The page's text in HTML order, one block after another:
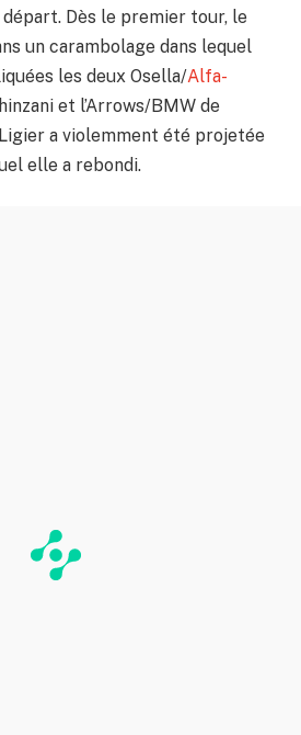
Dès le premier tour, le
un carambolage dans lequel
les deux Osella/Alfa-
et l’Arrows/BMW de
a violemment été projetée
elle a rebondi.